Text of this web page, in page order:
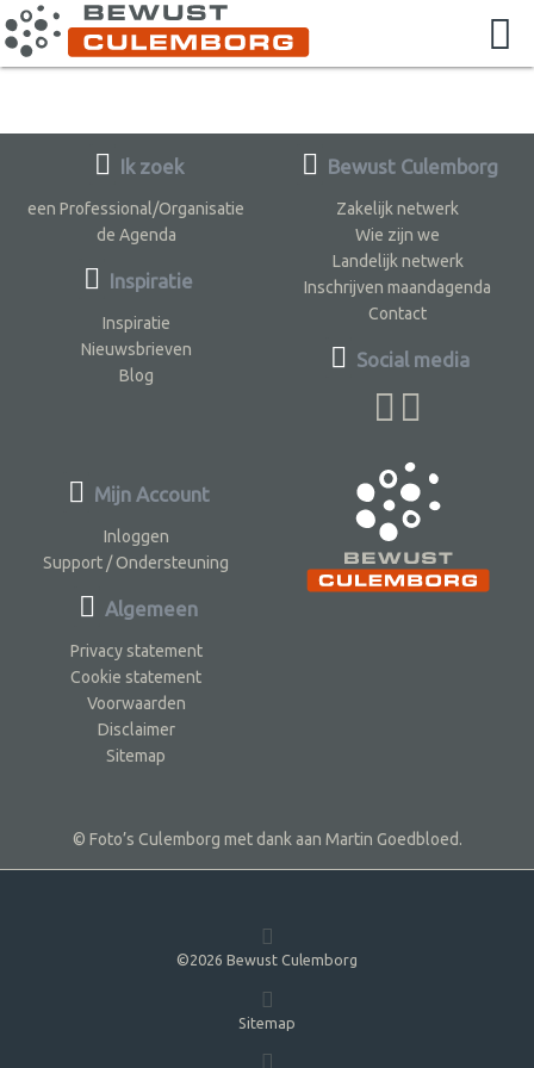
Ik zoek
een Professional/Organisatie
de Agenda
Inspiratie
Inspiratie
Nieuwsbrieven
Blog
Bewust Culemborg
Zakelijk netwerk
Wie zijn we
Landelijk netwerk
Inschrijven maandagenda
Contact
Social media
Mijn Account
Inloggen
Support / Ondersteuning
Algemeen
Privacy statement
Cookie statement
Voorwaarden
Disclaimer
Sitemap
© Foto’s Culemborg met dank aan Martin Goedbloed.
©2026 Bewust Culemborg
Sitemap